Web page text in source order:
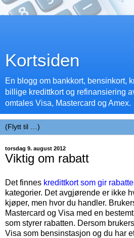
Kortsiden
En blogg om bankkort, bensinkort,
billige kredittkort og refinansiering
omtales Visa, Mastercard og Amex.
torsdag 9. august 2012
Viktig om rabatt
Det finnes kredittkort som gir
kategorier. Det avgjørende er ikke
kjøper, men hvor du handler.
Mastercard og Visa med en
som styrer rabatten. Dersom
Visa som bensinstasjon og du har